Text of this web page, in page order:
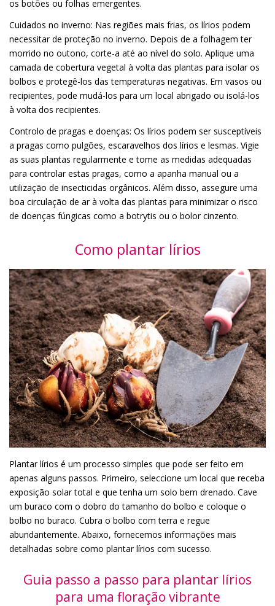
os botões ou folhas emergentes.
Cuidados no inverno: Nas regiões mais frias, os lírios podem
necessitar de proteção no inverno. Depois de a folhagem ter
morrido no outono, corte-a até ao nível do solo. Aplique uma
camada de cobertura vegetal à volta das plantas para isolar os
bolbos e protegê-los das temperaturas negativas. Em vasos ou
recipientes, pode mudá-los para um local abrigado ou isolá-los
à volta dos recipientes.
Controlo de pragas e doenças: Os lírios podem ser susceptíveis
a pragas como pulgões, escaravelhos dos lírios e lesmas. Vigie
as suas plantas regularmente e tome as medidas adequadas
para controlar estas pragas, como a apanha manual ou a
utilização de insecticidas orgânicos. Além disso, assegure uma
boa circulação de ar à volta das plantas para minimizar o risco
de doenças fúngicas como a botrytis ou o bolor cinzento.
Como plantar lírios
Plantar lírios é um processo simples que pode ser feito em
apenas alguns passos. Primeiro, seleccione um local que receba
exposição solar total e que tenha um solo bem drenado. Cave
um buraco com o dobro do tamanho do bolbo e coloque o
bolbo no buraco. Cubra o bolbo com terra e regue
abundantemente. Abaixo, fornecemos informações mais
detalhadas sobre como plantar lírios com sucesso.
Guia passo a passo para plantar lírios
para uma floração vibrante